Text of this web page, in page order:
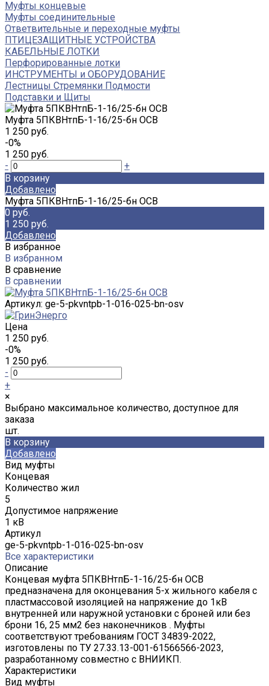
Муфты концевые
Муфты соединительные
Ответвительные и переходные муфты
ПТИЦЕЗАЩИТНЫЕ УСТРОЙСТВА
КАБЕЛЬНЫЕ ЛОТКИ
Перфорированные лотки
ИНСТРУМЕНТЫ и ОБОРУДОВАНИЕ
Лестницы Стремянки Подмости
Подставки и Щиты
Муфта 5ПКВНтпБ-1-16/25-бн ОСВ
1 250 руб.
-0%
1 250 руб.
-
+
В корзину
Добавлено
Муфта 5ПКВНтпБ-1-16/25-бн ОСВ
0 руб.
1 250 руб.
Добавлено
В избранное
В избранном
В сравнение
В сравнении
Артикул: ge-5-pkvntpb-1-016-025-bn-osv
Цена
1 250 руб.
-0%
1 250 руб.
-
+
×
Выбрано максимальное количество, доступное для
заказа
шт.
В корзину
Добавлено
Вид муфты
Концевая
Количество жил
5
Допустимое напряжение
1 кВ
Артикул
ge-5-pkvntpb-1-016-025-bn-osv
Все характеристики
Описание
Концевая муфта 5ПКВНтпБ-1-16/25-бн ОСВ
предназначена для оконцевания 5-х жильного кабеля с
пластмассовой изоляцией на напряжение до 1кВ
внутренней или наружной установки с броней или без
брони 16, 25 мм2 без наконечников . Муфты
соответствуют требованиям ГОСТ 34839-2022,
изготовлены по ТУ 27.33.13-001-61566566-2023,
разработанному совместно с ВНИИКП.
Характеристики
Вид муфты